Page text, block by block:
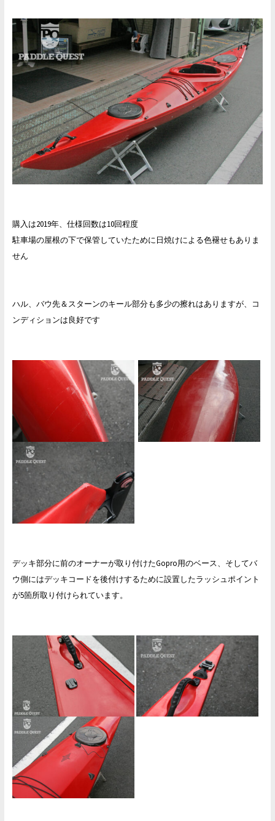
購入は2019年、仕様回数は10回程度
駐車場の屋根の下で保管していたために日焼けによる色褪せもありま
せん
ハル、バウ先＆スターンのキール部分も多少の擦れはありますが、コ
ンディションは良好です
デッキ部分に前のオーナーが取り付けたGopro用のベース、そしてバ
ウ側にはデッキコードを後付けするために設置したラッシュポイント
が5箇所取り付けられています。